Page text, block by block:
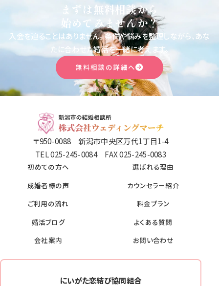
まずは無料相談から
始めてみませんか？
入会を迫ることはありません。条件や悩みを整理しながら、あな
たに合わせた婚活を一緒に考えます。
無料相談の詳細へ
〒950-0088 新潟市中央区万代1丁目1-4
TEL 025-245-0084 FAX 025-245-0083
初めての方へ
選ばれる理由
成婚者様の声
カウンセラー紹介
ご利用の流れ
料金プラン
婚活ブログ
よくある質問
会社案内
お問い合わせ
にいがた恋結び協同組合